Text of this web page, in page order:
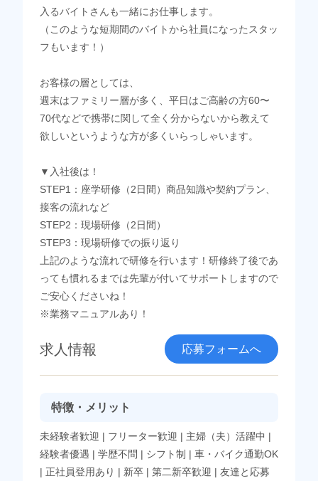
入るバイトさんも一緒にお仕事します。
（このような短期間のバイトから社員になったスタッ
フもいます！）
お客様の層としては、
週末はファミリー層が多く、平日はご高齢の方60〜
70代などで携帯に関して全く分からないから教えて
欲しいというような方が多くいらっしゃいます。
▼入社後は！
STEP1：座学研修（2日間）商品知識や契約プラン、
接客の流れなど
STEP2：現場研修（2日間）
STEP3：現場研修での振り返り
上記のような流れで研修を行います！研修終了後であ
っても慣れるまでは先輩が付いてサポートしますので
ご安心くださいね！
※業務マニュアルあり！
求人情報 応募フォームへ
特徴・メリット
未経験者歓迎 | フリーター歓迎 | 主婦（夫）活躍中 |
経験者優遇 | 学歴不問 | シフト制 | 車・バイク通勤OK
| 正社員登用あり | 新卒 | 第二新卒歓迎 | 友達と応募